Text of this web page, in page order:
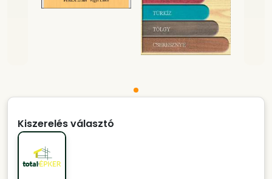
Kiszerelés választó